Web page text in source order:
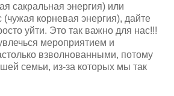
сакральная энергия) или
(чужая корневая энергия), дайте
уйти. Это так важно для нас!!!
мероприятием и
взволнованными, потому
семьи, из-за которых мы так